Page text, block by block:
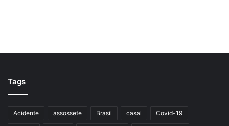
Tags
Acidente assossete Brasil casal Covid-19